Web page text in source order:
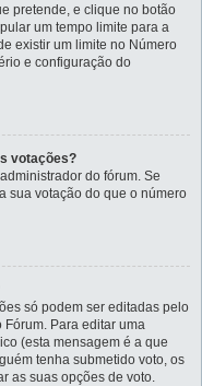
pretende, e clique no botão
um tempo limite para a
existir um limite no Número
e configuração do
votações?
do fórum. Se
sua votação do que o número
só podem ser editadas pelo
Para editar uma
(esta mensagem é a que
tenha submetido voto, os
as suas opções de voto.